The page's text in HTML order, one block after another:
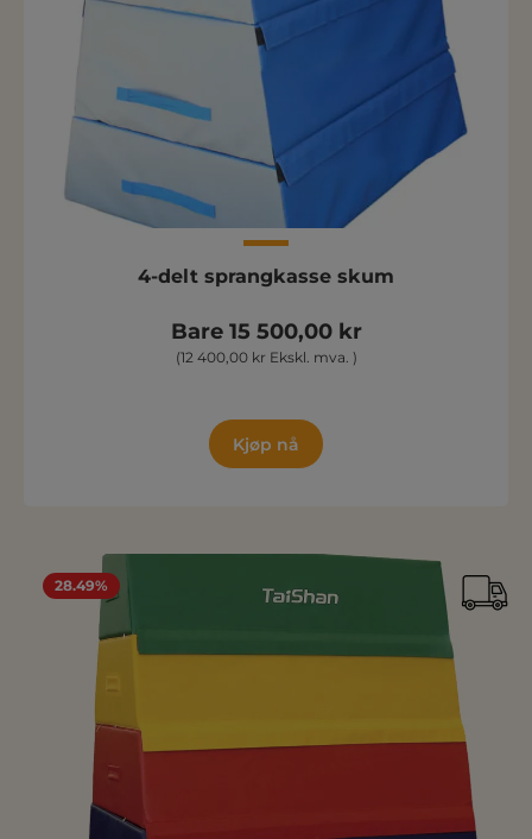
4-delt sprangkasse skum
Bare 15 500,00 kr
(12 400,00 kr Ekskl. mva. )
Kjøp nå
28.49%